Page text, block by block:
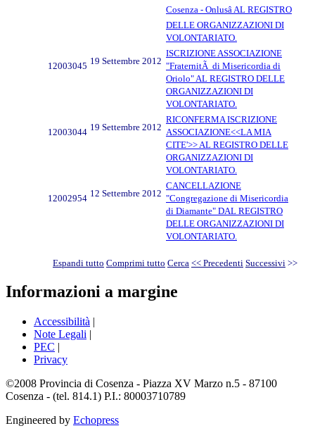
Cosenza - Onlusâ AL REGISTRO
DELLE ORGANIZZAZIONI DI
VOLONTARIATO.
12003045 19 Settembre 2012
ISCRIZIONE ASSOCIAZIONE
"FraternitÃ di Misericordia di
Oriolo" AL REGISTRO DELLE
ORGANIZZAZIONI DI
VOLONTARIATO.
12003044 19 Settembre 2012
RICONFERMA ISCRIZIONE
ASSOCIAZIONE<<LA MIA
CITE'>> AL REGISTRO DELLE
ORGANIZZAZIONI DI
VOLONTARIATO.
12002954 12 Settembre 2012
CANCELLAZIONE
"Congregazione di Misericordia
di Diamante" DAL REGISTRO
DELLE ORGANIZZAZIONI DI
VOLONTARIATO.
Espandi tutto Comprimi tutto Cerca << Precedenti Successivi >>
Informazioni a margine
Accessibilità |
Note Legali |
PEC |
Privacy
©2008 Provincia di Cosenza - Piazza XV Marzo n.5 - 87100
Cosenza - (tel. 814.1) P.I.: 80003710789
Engineered by Echopress